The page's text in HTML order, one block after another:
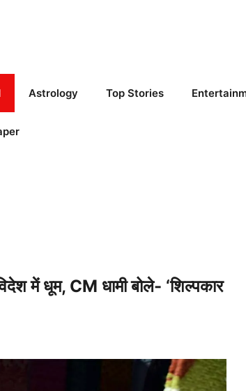
Astrology Top Stories
में धूम, CM धामी बोले- ‘शिल्पकार